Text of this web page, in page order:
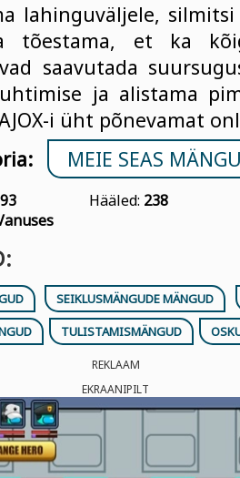
lahinguväljele, silmitsi
tõestama, et ka
saavutada
ja alistama
i üht põnevamat
MEIE SEAS
Hääled: 238
SEIKLUSMÄNGUDE MÄNGUD
TULISTAMISMÄNGUD
REKLAAM
EKRAANIPILT